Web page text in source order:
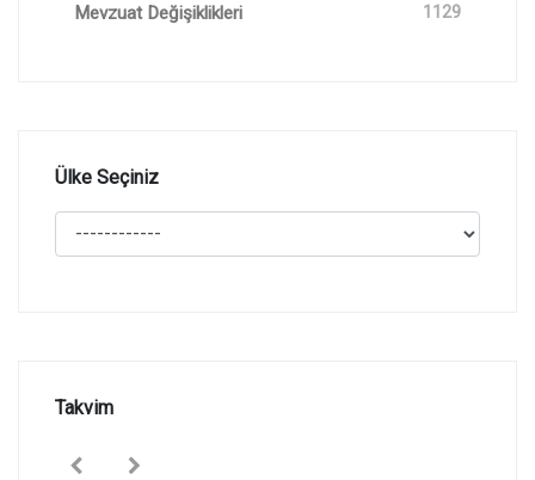
Mevzuat Değişiklikleri 1129
Ülke Seçiniz
Takvim